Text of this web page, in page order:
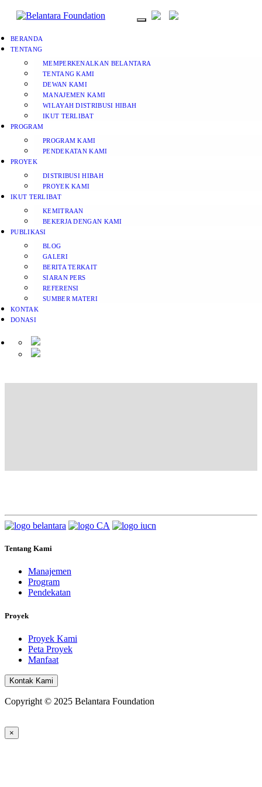
BERANDA
TENTANG
MEMPERKENALKAN BELANTARA
TENTANG KAMI
DEWAN KAMI
MANAJEMEN KAMI
WILAYAH DISTRIBUSI HIBAH
IKUT TERLIBAT
PROGRAM
PROGRAM KAMI
PENDEKATAN KAMI
PROYEK
DISTRIBUSI HIBAH
PROYEK KAMI
IKUT TERLIBAT
KEMITRAAN
BEKERJA DENGAN KAMI
PUBLIKASI
BLOG
GALERI
BERITA TERKAIT
SIARAN PERS
REFERENSI
SUMBER MATERI
KONTAK
DONASI
Tentang Kami
Manajemen
Program
Pendekatan
Proyek
Proyek Kami
Peta Proyek
Manfaat
Kontak Kami
Copyright © 2025 Belantara Foundation
×